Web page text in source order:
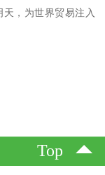
，为世界贸易注入
Top